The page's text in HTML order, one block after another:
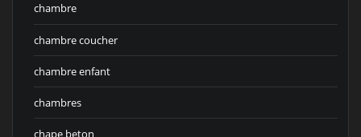
chambre
chambre coucher
chambre enfant
chambres